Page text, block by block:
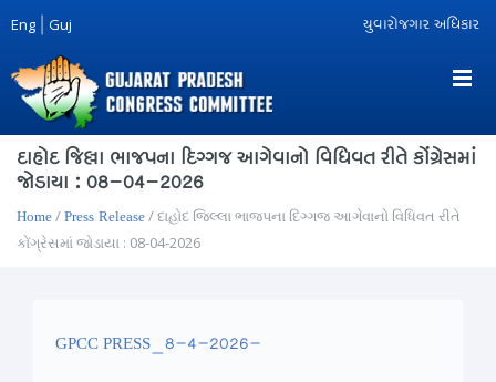
Eng Guj યુવારોજગાર અધિકાર
દાહોદ જિલ્લા ભાજપના દિગ્ગજ આગેવાનો વિધિવત રીતે કોંગ્રેસમાં
જોડાયા : 08-04-2026
Home/Press Release/ દાહોદ જિલ્લા ભાજપના દિગ્ગજ આગેવાનો વિધિવત રીતે
કોંગ્રેસમાં જોડાયા : 08-04-2026
GPCC PRESS_8-4-2026-